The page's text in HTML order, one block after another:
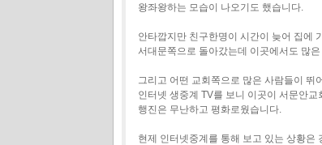
왕좌왕하는 모습이 나오기도 했습니다.
안타깝지만 친구한명이 시간이 늦어 집에
서대문쪽으로 돌아갔는데 이곳에서도 많
그리고 어떤 교회쪽으로 많은 사람들이
인터넷 생중계 TV를 보니 이곳이 서문안
행진은 무난하고 평화로웠습니다.
현제 인터넷중계를 통해 보고 있는 상황은